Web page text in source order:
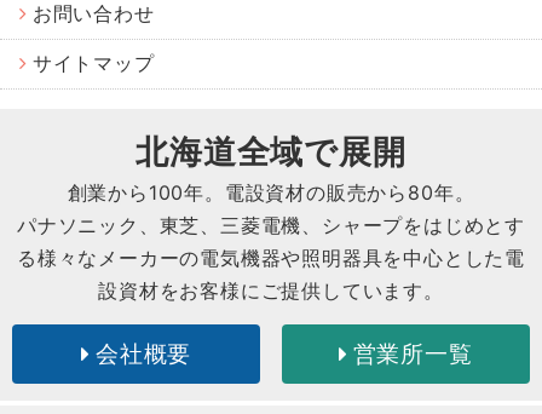
お問い合わせ
サイトマップ
北海道全域で展開
創業から 100年。電設資材の販売から 80年。
パナソニック、東芝、三菱電機、シャープをはじめとす
る様々なメーカーの電気機器や照明器具を中心とした電
設資材をお客様にご提供しています。
会社概要 営業所一覧